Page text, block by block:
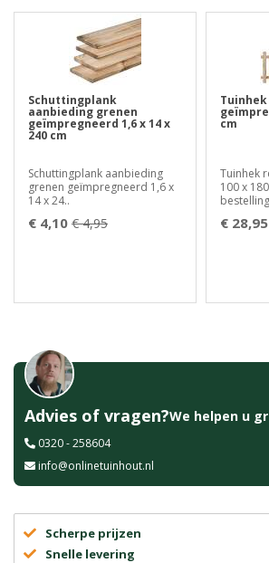
Schuttingplank
aanbieding grenen
geïmpregneerd 1,6 x 14 x
240 cm
Schuttingplank aanbieding
grenen geïmpregneerd 1,6 x
14 x 24..
€ 4,10 € 4,95
cm
Tuinhek
100 x
€ 28,95
Advies of vragen?We helpen u
0320 - 258604
info@onlinetuinhout.nl
Scherpe prijzen
Snelle levering